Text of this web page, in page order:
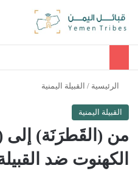
الرئيسية / القبيلة اليمنية
القبيلة اليمنية
من (القَطرَنَة) إلى
الكهنوت ضد